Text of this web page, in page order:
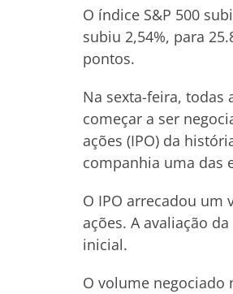
O índice S&P 500
subiu 2,54%, para
pontos.
Na sexta-feira, todas
começar a ser
ações (IPO) da
companhia uma das
O IPO arrecadou um
ações. A avaliação
inicial.
O volume negociado